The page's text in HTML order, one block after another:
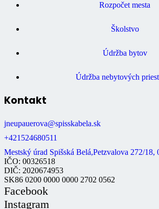
Rozpočet mesta
Školstvo
Údržba bytov
Údržba nebytových
Kontakt
jneupauerova@spisskabela.sk
+421524680511
Mestský úrad Spišská Belá,Petzvalova 272/18,
IČO: 00326518
DIČ: 2020674953
SK86 0200 0000 0000 2702 0562
Facebook
Instagram